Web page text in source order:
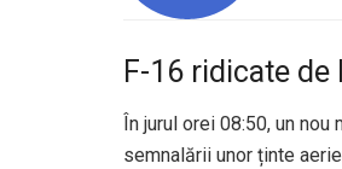
F-16 ridicate
În jurul orei 08:50, un
semnalării unor ținte